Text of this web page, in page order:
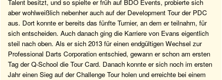
Talent besitzt, und so spielte er früh auf BDO Events, probierte sich
aber wohlweißlich nebenher auch auf der Development Tour der PDC
aus. Dort konnte er bereits das fünfte Turnier, an dem er teilnahm, für
sich entscheiden. Auch danach ging die Karriere von Evans eigentlich
steil nach oben. Als er sich 2013 für einen endgültigen Wechsel zur
Professional Darts Corporation entschied, gewann er schon am ersten
Tag der Q-School die Tour Card. Danach konnte er sich noch im ersten
Jahr einen Sieg auf der Challenge Tour holen und erreichte bei einem